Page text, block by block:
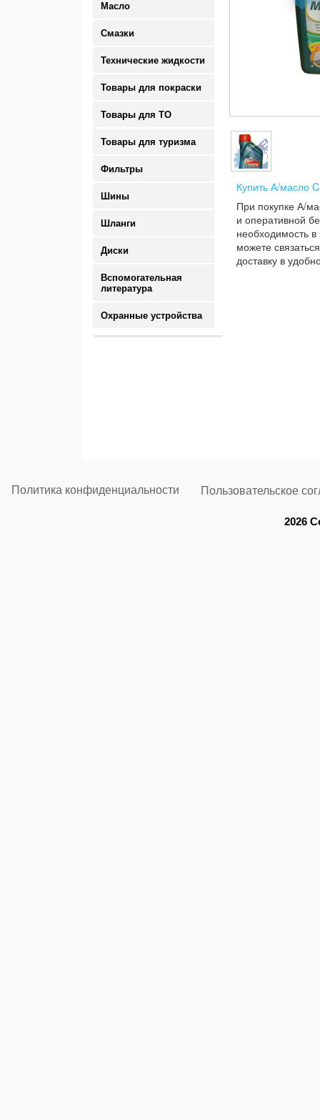
Масло
Смазки
Технические жидкости
Товары для покраски
Товары для ТО
Товары для туризма
Фильтры
Шины
Шланги
Диски
Вспомогательная
литература
Охранные устройства
Купить А/масло
При покупке А/
и оперативной
необходимость
можете
доставку в
Политика конфиденциальности Пользовательское
2026